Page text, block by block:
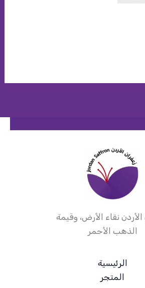
نقاء الأرض، وقيمة
الذهب الأحمر
الرئيسية
المتجر